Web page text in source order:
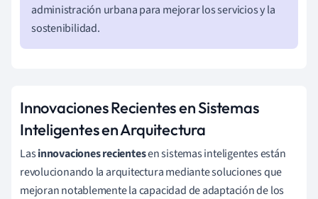
administración urbana para mejorar los servicios y la
sostenibilidad.
Innovaciones Recientes en Sistemas
Inteligentes en Arquitectura
Lasinnovaciones recientesen sistemas inteligentes están
revolucionando la arquitectura mediante soluciones que
mejoran notablemente la capacidad de adaptación de los